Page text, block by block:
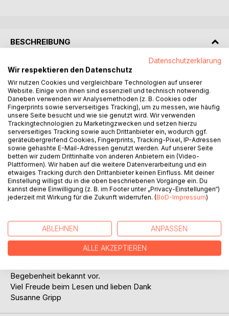
BESCHREIBUNG
Mein Auto macht was es will und kassiert dabei Tickets...
Hallo und herzlich willkommen in diesem Buch über meine
bisherigen und aktuellen Fahrzeuge.
Tatsächlich geht es um meine verschiedenen Autos und
deren Geschichten, zu einem großen Teil sogar
autobiografisch. Andere Erzählungen sind durch
Übertreibung anschaulicher gemacht und ein paar wenige
sogar frei erfunden.
Überlassen wir es eurer Vorstellung, was tatsächlich
passiert und was meiner Fantasie entsprungen ist.
Stellt euch einfach vor, dass wir jetzt gemeinsam um einen
runden Tisch herum sitzen und ich erzähle dabei eine
Fahrzeugen erlebt habe. Dabei switche ich gelegentlich
gedanklich zwischen den unterschiedlichen Autos hin und
her, aber auch zwischen den Zeiten.
Ein unterhaltsamer Plausch soll es nun werden zwischen
Begebenheit bekannt vor.
Viel Freude beim Lesen und lieben Dank
Susanne Gripp
Datenschutzerklärung
Wir respektieren den Datenschutz
Wir nutzen Cookies und vergleichbare Technologien auf unserer
Website. Einige von ihnen sind essenziell und technisch notwendig.
Daneben verwenden wir Analysemethoden (z. B. Cookies oder
Fingerprints sowie serverseitiges Tracking), um zu messen, wie häufig
unsere Seite besucht und wie sie genutzt wird. Wir verwenden
Trackingtechnologien zu Marketingzwecken und setzen hierzu
serverseitiges Tracking sowie auch Drittanbieter ein, wodurch ggf.
geräteübergreifend Cookies, Fingerprints, Tracking-Pixel, IP-Adressen
sowie gehashte E-Mail-Adressen genutzt werden. Auf unserer Seite
betten wir zudem Drittinhalte von anderen Anbietern ein (Video-
Plattformen). Wir haben auf die weitere Datenverarbeitung und ein
etwaiges Tracking durch den Drittanbieter keinen Einfluss. Mit deiner
Einstellung willigst du in die oben beschriebenen Vorgänge ein. Du
kannst deine Einwilligung (z. B. im Footer unter „Privacy-Einstellungen“)
jederzeit mit Wirkung für die Zukunft widerrufen. (BoD-Impressum)
ABLEHNEN ANPASSEN
ALLE AKZEPTIEREN